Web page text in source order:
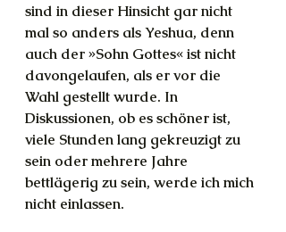
sind in dieser Hinsicht gar nicht
mal so anders als Yeshua, denn
auch der »Sohn Gottes« ist nicht
davongelaufen, als er vor die
Wahl gestellt wurde. In
Diskussionen, ob es schöner ist,
viele Stunden lang gekreuzigt zu
sein oder mehrere Jahre
bettlägerig zu sein, werde ich mich
nicht einlassen.